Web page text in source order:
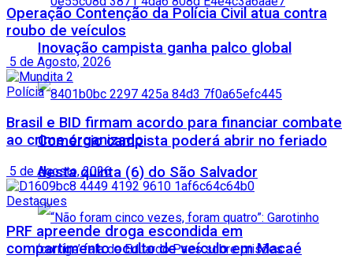
Inovação campista ganha palco global
Comércio campista poderá abrir no feriado
desta quinta (6) do São Salvador
Operação Contenção da Polícia Civil atua contra
roubo de veículos
5 de Agosto, 2026
Polícia
Brasil e BID firmam acordo para financiar combate
ao crime organizado
5 de Agosto, 2026
Destaques
PRF apreende droga escondida em
compartimento oculto de veículo em Macaé